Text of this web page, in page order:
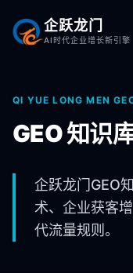
企跃龙门
AI时代企业增长新引擎
QI YUE LONG MEN
GEO 知识
企跃龙门GEO
术、企业获客
代流量规则。